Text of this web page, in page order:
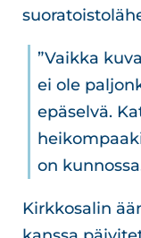
”Vaikka
ei ole
epäselvä.
on
Kirkkosalin